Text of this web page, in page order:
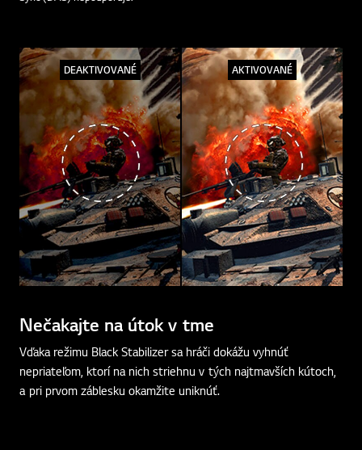
DEAKTIVOVANÉ AKTIVOVANÉ
Nečakajte na útok v tme
Vďaka režimu Black Stabilizer sa hráči dokážu vyhnúť
nepriateľom, ktorí na nich striehnu v tých najtmavších kútoch,
a pri prvom záblesku okamžite uniknúť.